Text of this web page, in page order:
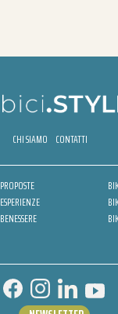
CHI SIAMO CONTATTI
PROPOSTE
ESPERIENZE
BENESSERE